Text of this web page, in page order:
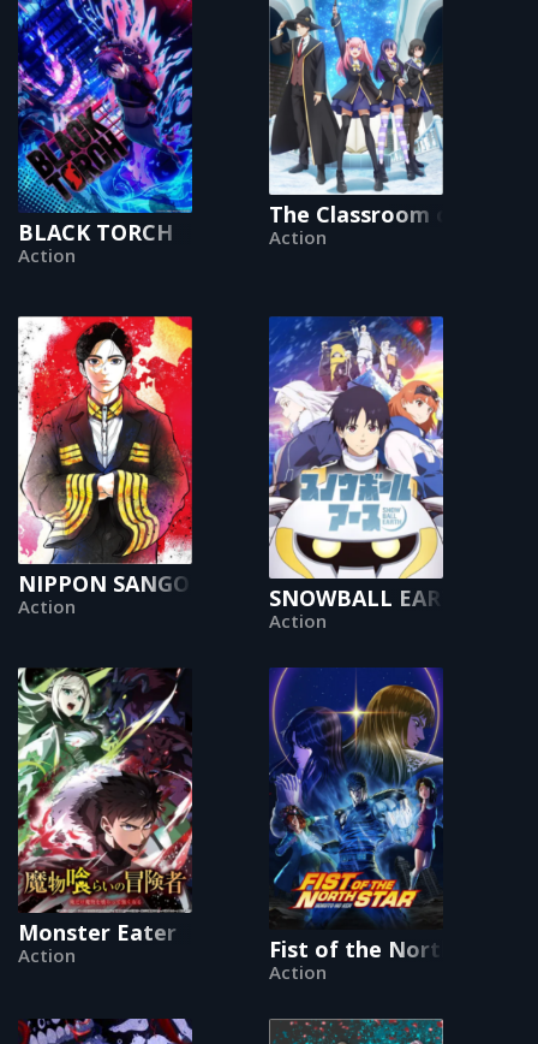
BLACK TORCH
Action
The Classroom of a
Action
NIPPON SANGOKU: The Three Nations of the
Action SNOWBALL EARTH
Action
Monster Eater
Action Fist of the North Star:
Action